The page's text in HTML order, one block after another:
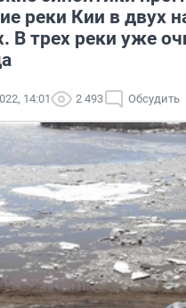
реки Кии в двух
В трех реки уже
14:01 2 493 Обсудить